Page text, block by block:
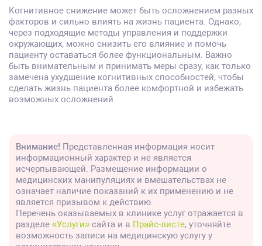
Когнитивное снижение может быть осложнением разных
факторов и сильно влиять на жизнь пациента. Однако,
через подходящие методы управления и поддержки
окружающих, можно снизить его влияние и помочь
пациенту оставаться более функциональным. Важно
быть внимательным и принимать меры сразу, как только
замечена ухудшение когнитивных способностей, чтобы
сделать жизнь пациента более комфортной и избежать
возможных осложнений.
Внимание! Представленная информация носит
информационный характер и не является
исчерпывающей. Размещение информации о
медицинских манипуляциях и вмешательствах не
означает наличие показаний к их применению и не
является призывом к действию.
Перечень оказываемых в клинике услуг отражается в
разделе «Услуги» сайта и в Прайс-листе, уточняйте
возможность записи на медицинскую услугу у